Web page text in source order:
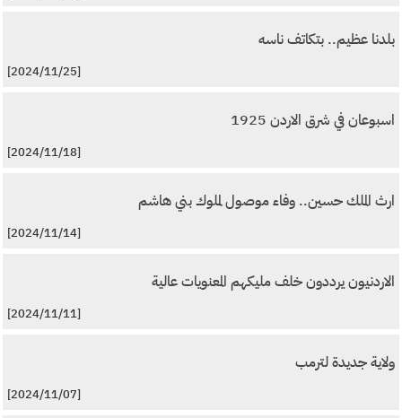
بلدنا عظيم.. بتكاتف ناسه
[2024/11/25]
اسبوعان في شرق الاردن 1925
[2024/11/18]
ارث الملك حسين.. وفاء موصول لملوك بني هاشم
[2024/11/14]
الاردنيون يرددون خلف مليكهم المعنويات عالية
[2024/11/11]
ولاية جديدة لترمب
[2024/11/07]